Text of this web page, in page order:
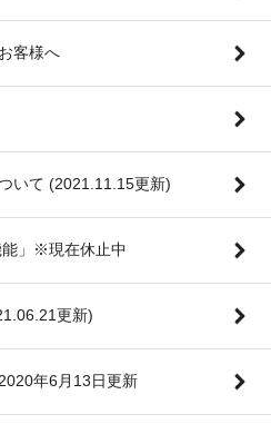
客様へ
いて (2021.11.15更新)
」※現在休止中
更新)
年6月13日更新